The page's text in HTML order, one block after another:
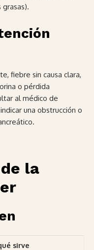
fiebre sin causa clara,
o pérdida
al médico de
una obstrucción o
la
sirve